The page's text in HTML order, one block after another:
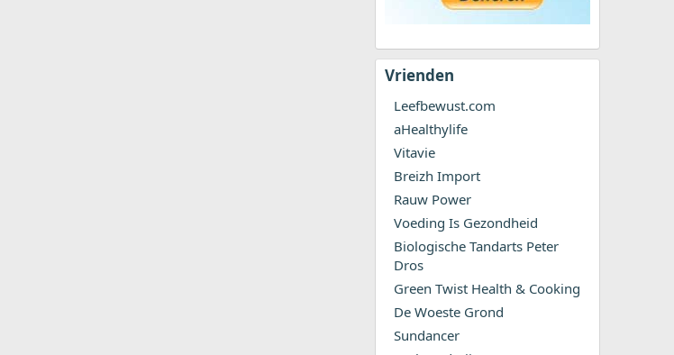
Vrienden
Leefbewust.com
aHealthylife
Vitavie
Breizh Import
Rauw Power
Voeding Is Gezondheid
Biologische Tandarts Peter
Dros
Green Twist Health & Cooking
De Woeste Grond
Sundancer